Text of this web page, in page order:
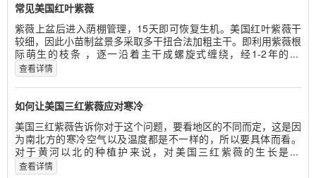
常见美国红叶紫薇
紫薇上盆后进入荫棚管理，15天即可恢复生机。美国红叶紫薇干
较细，因此小苗制盆景多采取多干扭合法加粗主干。即利用紫薇根
际萌生的枝条 ，逐一沿着主干成螺旋式缠绕，经1-2年的...
查看详情
如何让美国三红紫薇应对寒冷
美国三红紫薇告诉你对于这个问题，要看地区的不同而定，这是因
为南北方的寒冷空气以及温度都是不一样的，所以要具体而看。
对于黄河以北的种植护来说，对美国三红紫薇的生长是...
查看详情